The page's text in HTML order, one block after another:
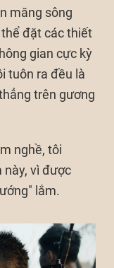
măng sông
đặt các thiết
gian cực kỳ
tuôn ra đều là
trên gương
nghề, tôi
này, vì được
lắm.